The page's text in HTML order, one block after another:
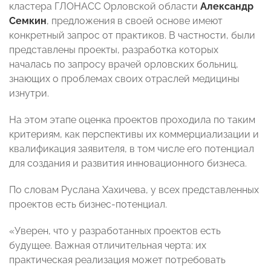
кластера ГЛОНАСС Орловской области Александр
Семкин, предложения в своей основе имеют
конкретный запрос от практиков. В частности, были
представлены проекты, разработка которых
началась по запросу врачей орловских больниц,
знающих о проблемах своих отраслей медицины
изнутри.
На этом этапе оценка проектов проходила по таким
критериям, как перспективы их коммерциализации и
квалификация заявителя, в том числе его потенциал
для создания и развития инновационного бизнеса.
По словам Руслана Хахичева, у всех представленных
проектов есть бизнес-потенциал.
«Уверен, что у разработанных проектов есть
будущее. Важная отличительная черта: их
практическая реализация может потребовать